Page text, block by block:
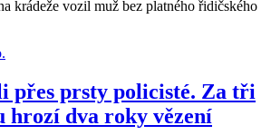
krádeže vozil muž bez platného řidičského
přes prsty policisté. Za tři
hrozí dva roky vězení